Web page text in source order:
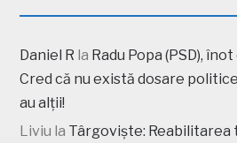
Daniel R la Radu Popa (PSD),
Cred că nu există dosare
au alții!
Liviu la Târgoviște: